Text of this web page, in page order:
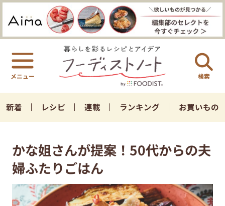
検索
新着 レシピ 連載 ランキング お買いもの
かな姐さんが提案！50代からの夫
婦ふたりごはん